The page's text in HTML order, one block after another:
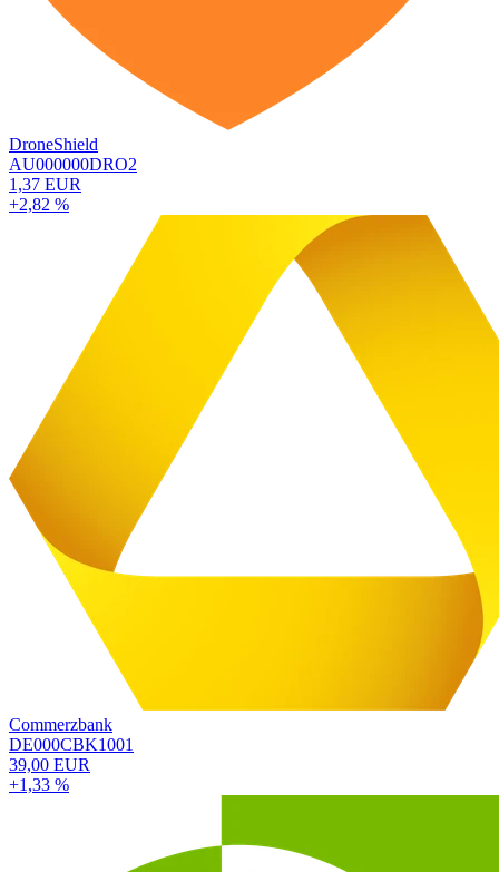
DroneShield
AU000000DRO2
1,37 EUR
+2,82 %
Commerzbank
DE000CBK1001
39,00 EUR
+1,33 %